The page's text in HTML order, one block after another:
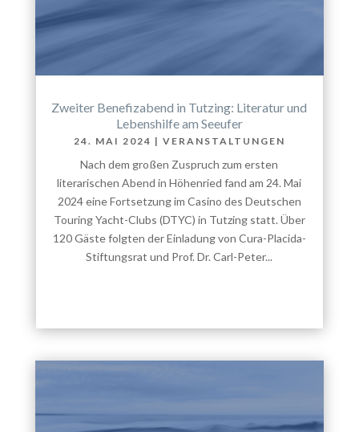
Zweiter Benefizabend in Tutzing: Literatur und
Lebenshilfe am Seeufer
24. MAI 2024 | VERANSTALTUNGEN
Nach dem großen Zuspruch zum ersten
literarischen Abend in Höhenried fand am 24. Mai
2024 eine Fortsetzung im Casino des Deutschen
Touring Yacht-Clubs (DTYC) in Tutzing statt. Über
120 Gäste folgten der Einladung von Cura-Placida-
Stiftungsrat und Prof. Dr. Carl-Peter...